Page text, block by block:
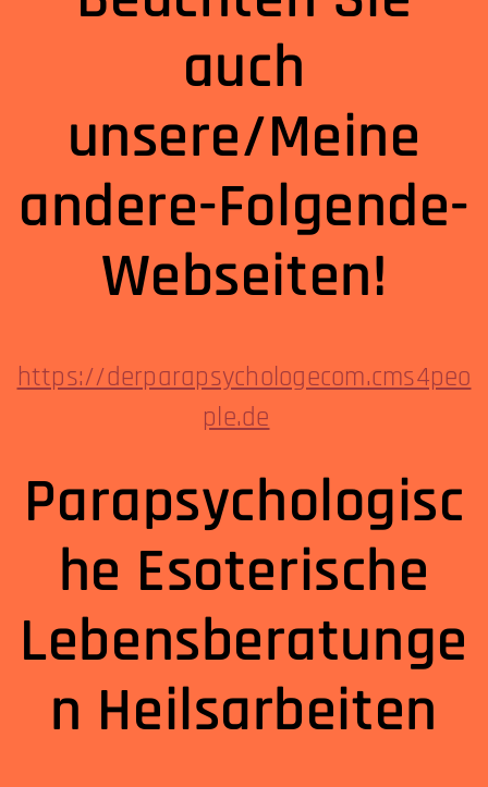
auch
unsere/Meine
andere-Folgende-
Webseiten!
https://derparapsychologecom.cms4peo
ple.de
Parapsychologisc
he Esoterische
Lebensberatunge
n Heilsarbeiten